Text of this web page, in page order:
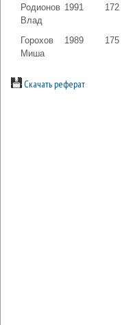
Родионов
Влад
1991 172
Горохов
Миша
1989 175
Скачать реферат